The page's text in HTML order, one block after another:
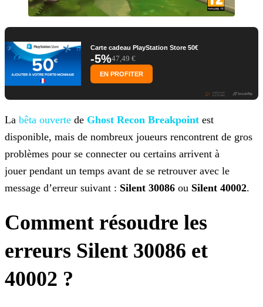
Carte cadeau PlayStation Store 50€
-5%47,49 €
EN PROFITER
La bêta ouverte de Ghost Recon Breakpoint est
disponible, mais de nombreux joueurs rencontrent de gros
problèmes pour se connecter ou certains arrivent à
jouer pendant un temps avant de se retrouver avec le
message d’erreur suivant : Silent 30086 ou Silent 40002.
Comment résoudre les
erreurs Silent 30086 et
40002 ?